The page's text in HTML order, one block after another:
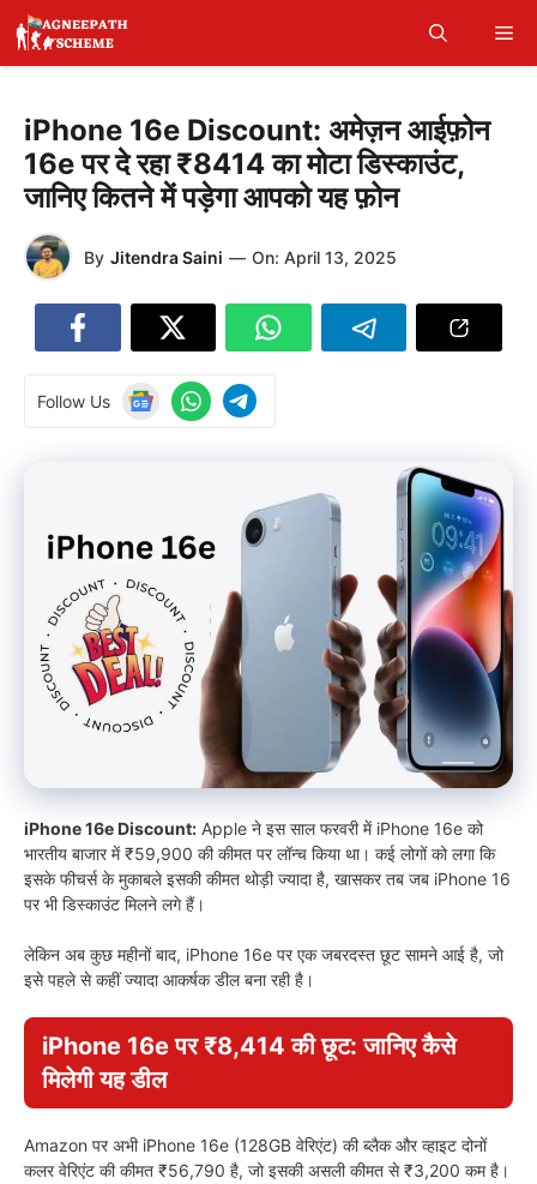
Skip
content
iPhone 16e Discount: अमेज़न आईफ़ोन
16e पर दे रहा ₹8414 का मोटा डिस्काउंट,
जानिए कितने में पड़ेगा आपको यह फ़ोन
By Jitendra Saini — On: April 13, 2025
Follow Us
iPhone 16e Discount: Apple ने इस साल फरवरी में iPhone 16e को
भारतीय बाजार में ₹59,900 की कीमत पर लॉन्च किया था। कई लोगों को लगा कि
इसके फीचर्स के मुकाबले इसकी कीमत थोड़ी ज्यादा है, खासकर तब जब iPhone 16
पर भी डिस्काउंट मिलने लगे हैं।
लेकिन अब कुछ महीनों बाद, iPhone 16e पर एक जबरदस्त छूट सामने आई है, जो
इसे पहले से कहीं ज्यादा आकर्षक डील बना रही है।
iPhone 16e पर ₹8,414 की छूट: जानिए कैसे
मिलेगी यह डील
Amazon पर अभी iPhone 16e (128GB वेरिएंट) की ब्लैक और व्हाइट दोनों
कलर वेरिएंट की कीमत ₹56,790 है, जो इसकी असली कीमत से ₹3,200 कम है।